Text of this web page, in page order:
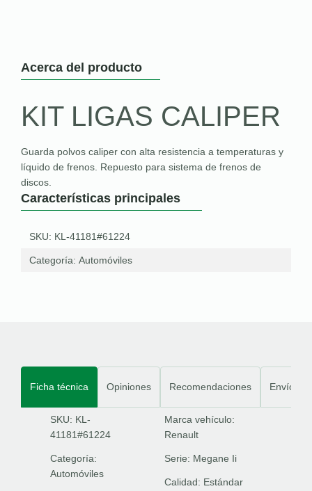
Acerca del producto
KIT LIGAS CALIPER
Guarda polvos caliper con alta resistencia a temperaturas y
líquido de frenos. Repuesto para sistema de frenos de
discos.
Características principales
SKU: KL-41181#61224
Categoría: Automóviles
Ficha técnica Opiniones Recomendaciones Envíos
SKU: KL-
41181#61224
Categoría:
Automóviles
Marca vehículo:
Renault
Serie: Megane Ii
Calidad: Estándar